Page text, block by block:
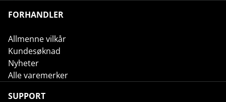
FORHANDLER
Allmenne vilkår
Kundesøknad
Nyheter
Alle varemerker
SUPPORT